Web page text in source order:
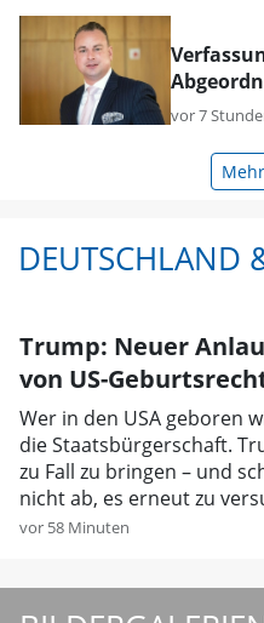
vor 7
DEUTSCHLAND
Trump: Neuer
von US-
Wer in den USA geboren
die Staatsbürgerschaft.
zu Fall zu bringen – und
nicht ab, es erneut zu
vor 58 Minuten